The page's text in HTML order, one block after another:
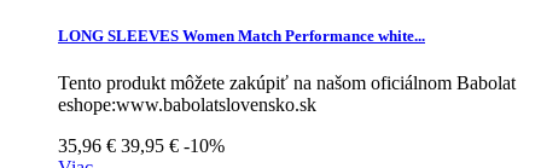
LONG SLEEVES Women Match Performance white...
Tento produkt môžete zakúpiť na našom oficiálnom Babolat
eshope:www.babolatslovensko.sk
35,96 € 39,95 € -10%